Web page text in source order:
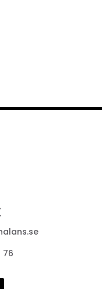
76